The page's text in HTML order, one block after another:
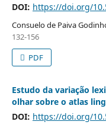
DOI: https://doi.org/
Consuelo de Paiva
132-156
PDF
Estudo da variação
olhar sobre o atlas
DOI: https://doi.org/